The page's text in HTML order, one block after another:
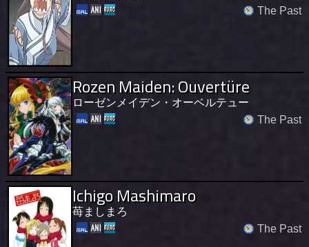
The Past
Rozen Maiden: Ouvertüre
ローゼンメイデン・オーベルテュー
The Past
Ichigo Mashimaro
苺ましまろ
The Past